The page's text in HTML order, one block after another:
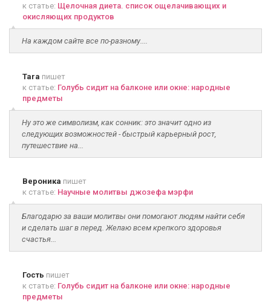
к статье: Щелочная диета. список ощелачивающих и
окисляющих продуктов
На каждом сайте все по-разному....
Tara пишет
к статье: Голубь сидит на балконе или окне: народные
предметы
Ну это же символизм, как сонник: это значит одно из
следующих возможностей - быстрый карьерный рост,
путешествие на...
Вероника пишет
к статье: Научные молитвы джозефа мэрфи
Благодарю за ваши молитвы они помогают людям найти себя
и сделать шаг в перед. Желаю всем крепкого здоровья
счастья...
Гость пишет
к статье: Голубь сидит на балконе или окне: народные
предметы